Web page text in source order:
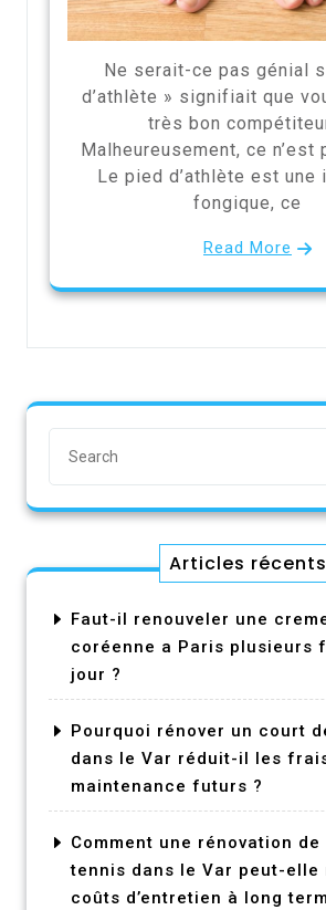
Ne serait-ce pas génial
d’athlète » signifiait que
très bon
Malheureusement, ce n’est
Le pied d’athlète est une
fongique, ce
Read More
Articles récents
Faut-il renouveler une
coréenne a Paris plusieurs
jour ?
Pourquoi rénover un court
dans le Var réduit-il les
maintenance futurs ?
Comment une rénovation
tennis dans le Var peut-elle
coûts d’entretien à long